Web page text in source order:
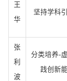
王
华
坚持学科
张
利
波
分类培养-
践创新